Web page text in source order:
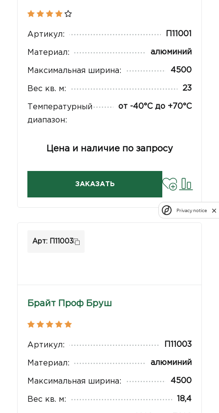
Артикул: П11001
Материал: алюминий
Максимальная ширина: 4500
Вес кв. м: 23
Температурный
диапазон:
от -40°С до +70°С
Цена и наличие по запросу
ЗАКАЗАТЬ
Арт: П11003
Брайт Проф Бруш
Артикул: П11003
Материал: алюминий
Максимальная ширина: 4500
Вес кв. м: 18,4
Privacy notice